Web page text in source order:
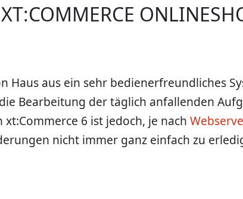
Haus aus ein sehr bedienerfreundliches
Bearbeitung der täglich anfallenden
6 ist jedoch, je nach
nicht immer ganz einfach zu